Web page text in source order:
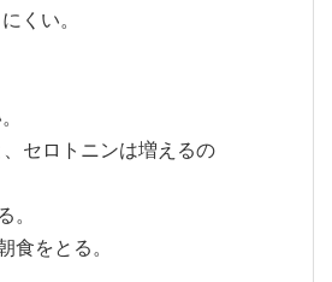
くい。
セロトニンは増えるの
をとる。